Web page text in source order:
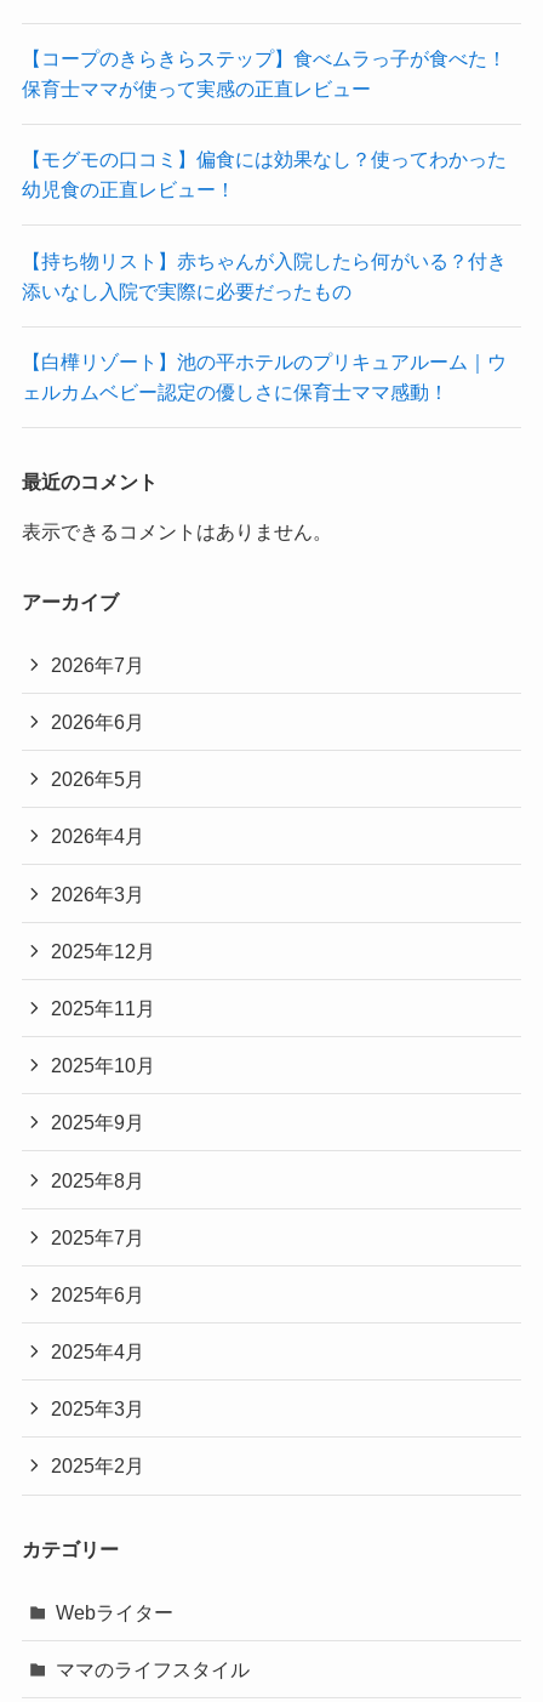
【コープのきらきらステップ】食べムラっ子が食べた！
保育士ママが使って実感の正直レビュー
【モグモの口コミ】偏食には効果なし？使ってわかった
幼児食の正直レビュー！
【持ち物リスト】赤ちゃんが入院したら何がいる？付き
添いなし入院で実際に必要だったもの
【白樺リゾート】池の平ホテルのプリキュアルーム｜ウ
ェルカムベビー認定の優しさに保育士ママ感動！
最近のコメント
表示できるコメントはありません。
アーカイブ
2026年7月
2026年6月
2026年5月
2026年4月
2026年3月
2025年12月
2025年11月
2025年10月
2025年9月
2025年8月
2025年7月
2025年6月
2025年4月
2025年3月
2025年2月
カテゴリー
Webライター
ママのライフスタイル